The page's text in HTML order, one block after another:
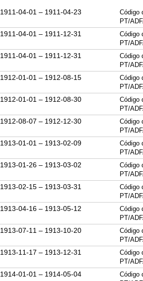
1911-04-01 – 1911-04-23
Código
PT/
1911-04-01 – 1911-12-31
Código
PT/
1911-04-01 – 1911-12-31
Código
PT/
1912-01-01 – 1912-08-15
Código
PT/
1912-01-01 – 1912-08-30
Código
PT/
1912-08-07 – 1912-12-30
Código
PT/
1913-01-01 – 1913-02-09
Código
PT/
1913-01-26 – 1913-03-02
Código
PT/
1913-02-15 – 1913-03-31
Código
PT/
1913-04-16 – 1913-05-12
Código
PT/
1913-07-11 – 1913-10-20
Código
PT/
1913-11-17 – 1913-12-31
Código
PT/
1914-01-01 – 1914-05-04
Código